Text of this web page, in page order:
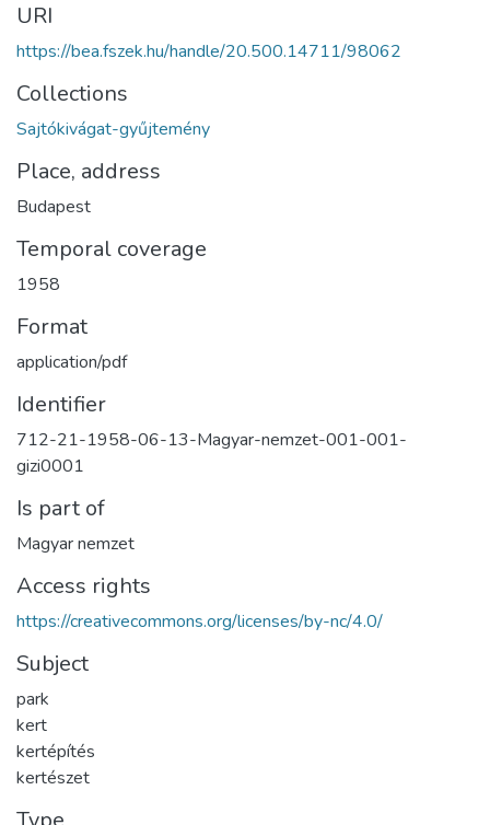
URI
https://bea.fszek.hu/handle/20.500.14711/98062
Collections
Sajtókivágat-gyűjtemény
Place, address
Budapest
Temporal coverage
1958
Format
application/pdf
Identifier
712-21-1958-06-13-Magyar-nemzet-001-001-
gizi0001
Is part of
Magyar nemzet
Access rights
https://creativecommons.org/licenses/by-nc/4.0/
Subject
park
kert
kertépítés
kertészet